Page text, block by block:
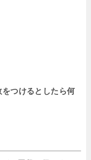
つけるとしたら何